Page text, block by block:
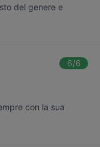
del genere e
6/6
con la sua